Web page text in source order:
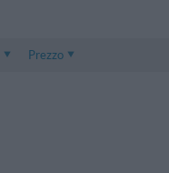
Prezzo